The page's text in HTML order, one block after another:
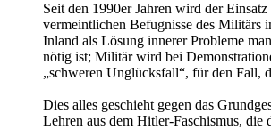
Seit den 1990er Jahren wird der
vermeintlichen Befugnisse des Militärs
Inland als Lösung innerer Probleme
nötig ist; Militär wird bei
„schweren Unglücksfall“, für den Fall,
Dies alles geschieht gegen das
Lehren aus dem Hitler-Faschismus,